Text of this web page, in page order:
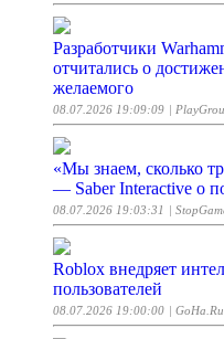
Разработчики
отчитались о
желаемого
08.07.2026 19:09:09 |
«Мы знаем, сколько
— Saber Interactive о
08.07.2026 19:03:31 |
Roblox внедряет
пользователей
08.07.2026 19:00:00 | GoHa.Ru